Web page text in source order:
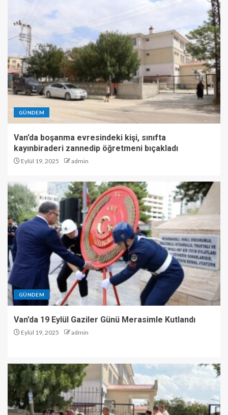
GÜNDEM
Van’da boşanma evresindeki kişi, sınıfta
kayınbiraderi zannedip öğretmeni bıçakladı
Eylül 19, 2025 admin
GÜNDEM
Van’da 19 Eylül Gaziler Günü Merasimle Kutlandı
Eylül 19, 2025 admin